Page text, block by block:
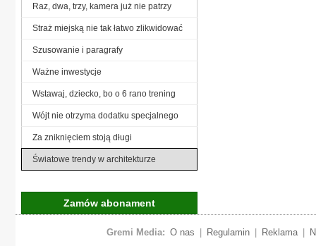
Raz, dwa, trzy, kamera już nie patrzy
Straż miejską nie tak łatwo zlikwidować
Szusowanie i paragrafy
Ważne inwestycje
Wstawaj, dziecko, bo o 6 rano trening
Wójt nie otrzyma dodatku specjalnego
Za zniknięciem stoją długi
Światowe trendy w architekturze
Zamów abonament
Gremi Media: O nas Regulamin Reklama